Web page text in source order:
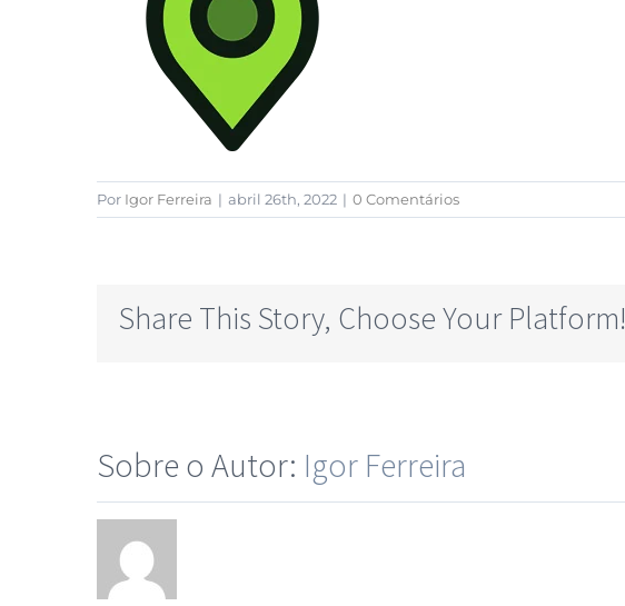
Por Igor Ferreira | abril 26th, 2022 | 0 Comentários
Share This Story, Choose Your Platform!
Sobre o Autor: Igor Ferreira